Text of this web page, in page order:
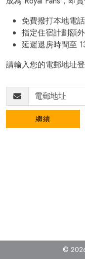
免費撥打本地電話
指定住宿計劃額
延遲退房時間至
請輸入您的電郵地址登
繼續
©